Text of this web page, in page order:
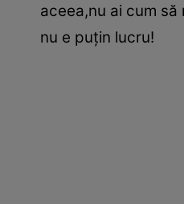
aceea,nu ai cum
nu e puţin lucru!